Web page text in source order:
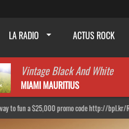
LA RADIO ACTUS ROCK
Vintage Black And White
MIAMI MAURITIUS
a $25,000 promo code http://bpl.kr/Rkxs